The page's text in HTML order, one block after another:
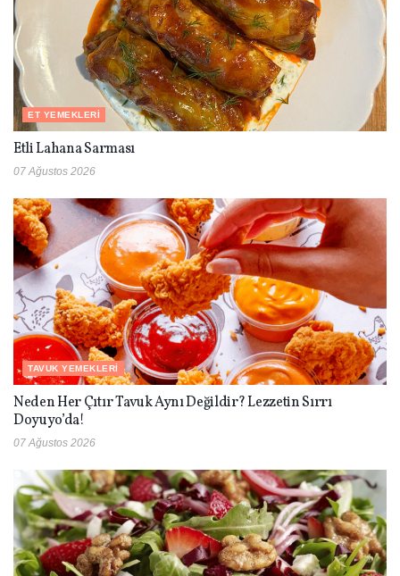
ET YEMEKLERI
Etli Lahana Sarması
07 Ağustos 2026
TAVUK YEMEKLERI
Neden Her Çıtır Tavuk Aynı Değildir? Lezzetin Sırrı
Doyuyo’da!
07 Ağustos 2026